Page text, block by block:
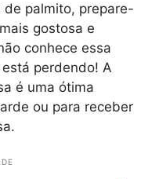
de palmito, prepare-
gostosa e
conhece essa
perdendo! A
é uma ótima
ou para receber